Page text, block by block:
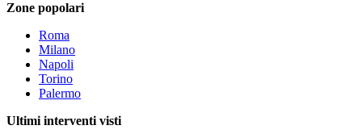
Zone popolari
Roma
Milano
Napoli
Torino
Palermo
Ultimi interventi visti